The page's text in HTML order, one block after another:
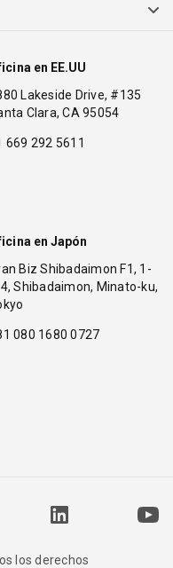
en EE.UU
Lakeside Drive, #135
Clara, CA 95054
669 292 5611
en Japón
Biz Shibadaimon F1, 1-
Shibadaimon, Minato-ku,
080 1680 0727
los derechos